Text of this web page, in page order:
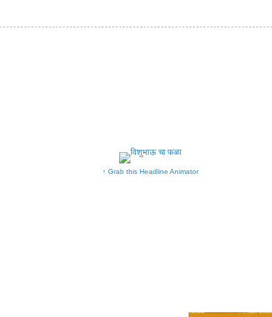
↑ Grab this Headline Animator